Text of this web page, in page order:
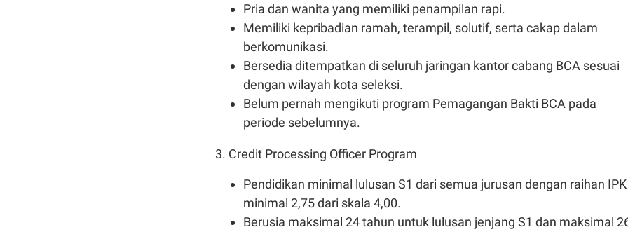
Pria dan wanita yang memiliki penampilan rapi.
Memiliki kepribadian ramah, terampil, solutif, serta cakap dalam
berkomunikasi.
Bersedia ditempatkan di seluruh jaringan kantor cabang BCA sesuai
dengan wilayah kota seleksi.
Belum pernah mengikuti program Pemagangan Bakti BCA pada
periode sebelumnya.
3. Credit Processing Officer Program
Pendidikan minimal lulusan S1 dari semua jurusan dengan raihan IPK
minimal 2,75 dari skala 4,00.
Berusia maksimal 24 tahun untuk lulusan jenjang S1 dan maksimal